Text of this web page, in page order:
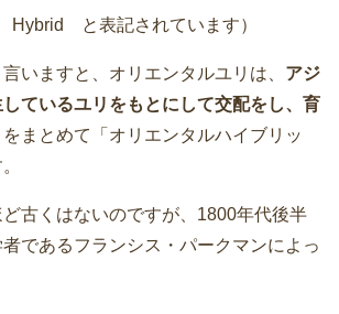
Hybrid と表記されています）
いますと、オリエンタルユリは、 アジ
ているユリをもとにして交配をし、育
まとめて「オリエンタルハイブリッ
古くはないのですが、1800年代後半
であるフランシス・パークマンによっ